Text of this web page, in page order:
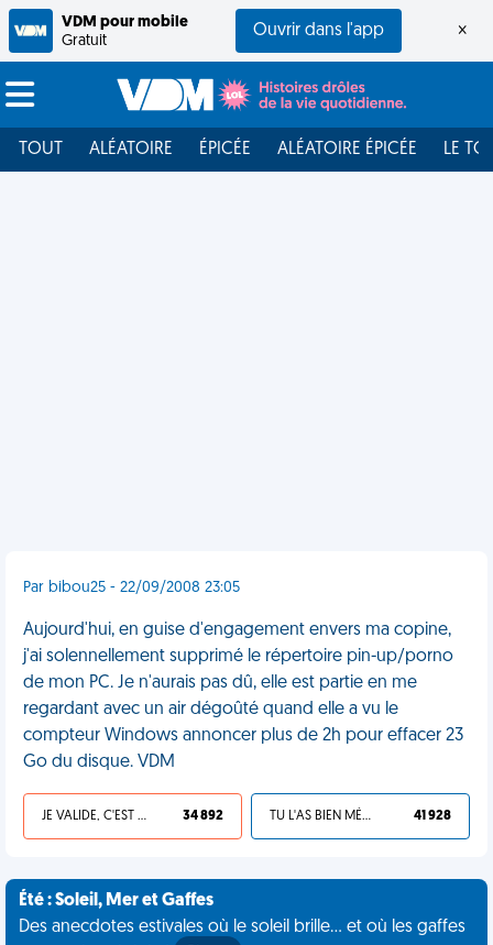
VDM pour mobile
Gratuit
Ouvrir dans l'app ×
TOUT ALÉATOIRE ÉPICÉE ALÉATOIRE ÉPICÉE LE
Par bibou25 - 22/09/2008 23:05
Aujourd'hui, en guise d'engagement envers ma copine,
j'ai solennellement supprimé le répertoire pin-up/porno
de mon PC. Je n'aurais pas dû, elle est partie en me
regardant avec un air dégoûté quand elle a vu le
compteur Windows annoncer plus de 2h pour effacer 23
Go du disque. VDM
JE VALIDE, C'EST UNE VDM 34 892 TU L'AS BIEN MÉRITÉ 41 928
Été : Soleil, Mer et Gaffes
Des anecdotes estivales où le soleil brille... et où les gaffes